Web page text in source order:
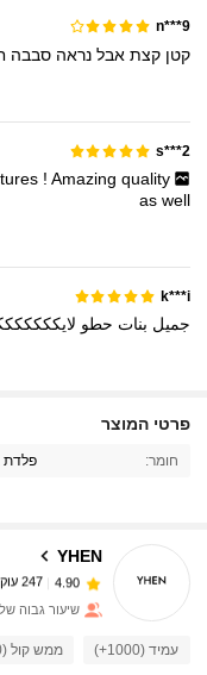
n***9
קטןקצתאבלנראהסבבה
s***2
!Amazingquality
as well
k***i
جميل بنات حطو
פרטי המוצר
חומר: פלדת
YHEN
s***3 שילם
4.90
שיעור גבוה
עמיד (1000+) ממש קול (600+)